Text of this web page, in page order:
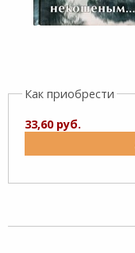
Как приобрести
33,60 руб.